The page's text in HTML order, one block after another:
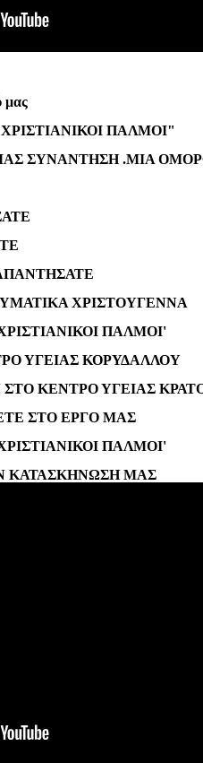
μας
ΠΑΛΜΟΙ"
ΣΥΝΑΝΤΗΣΗ .ΜΙΑ
ΧΡΙΣΤΟΥΓΕΝΝΑ
ΠΑΛΜΟΙ'
ΥΓΕΙΑΣ ΚΟΡΥΔΑΛΛΟΥ
ΚΕΝΤΡΟ ΥΓΕΙΑΣ
ΣΤΟ ΕΡΓΟ ΜΑΣ
ΠΑΛΜΟΙ'
ΚΑΤΑΣΚΗΝΩΣΗ ΜΑΣ